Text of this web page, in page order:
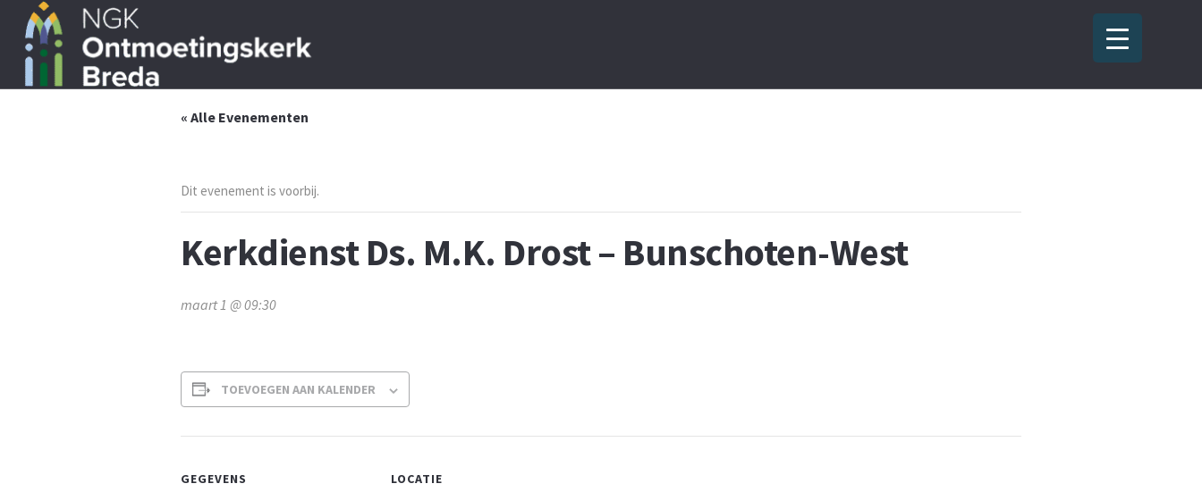
« Alle Evenementen
Dit evenement is voorbij.
Kerkdienst Ds. M.K. Drost – Bunschoten-West
maart 1 @ 09:30
TOEVOEGEN AAN KALENDER
GEGEVENS LOCATIE